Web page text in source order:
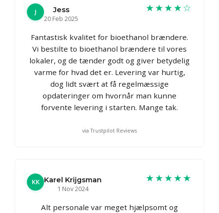
J
Jess
20 Feb 2025
★★★★☆
Fantastisk kvalitet for bioethanol brændere.
Vi bestilte to bioethanol brændere til vores
lokaler, og de tænder godt og giver betydelig
varme for hvad det er. Levering var hurtig,
dog lidt svært at få regelmæssige
opdateringer om hvornår man kunne
forvente levering i starten. Mange tak.
via Trustpilot Reviews
KK Karel Krijgsman
1 Nov 2024
★★★★★
Alt personale var meget hjælpsomt og